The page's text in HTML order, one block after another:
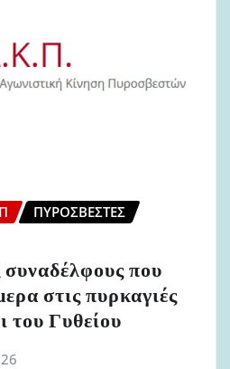
ΠΥΡΟΣΒΈΣΤΕΣ
που
στις πυρκαγιές
του Γυθείου